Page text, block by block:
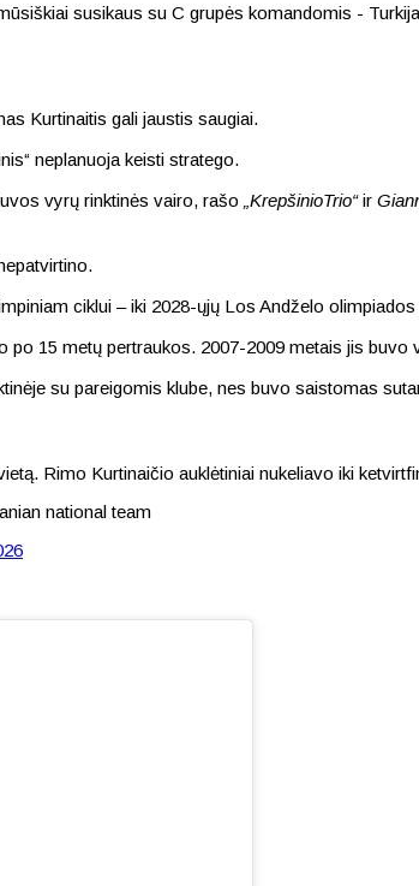
susikaus su C grupės komandomis -
Kurtinaitis gali jaustis saugiai.
neplanuoja keisti stratego.
vyrų rinktinės vairo, rašo „KrepšinioTrio“ir
ciklui – iki 2028-ųjų Los Andželo
po 15 metų pertraukos. 2007-2009 metais jis
su pareigomis klube, nes buvo saistomas
Rimo Kurtinaičio auklėtiniai nukeliavo iki
national team